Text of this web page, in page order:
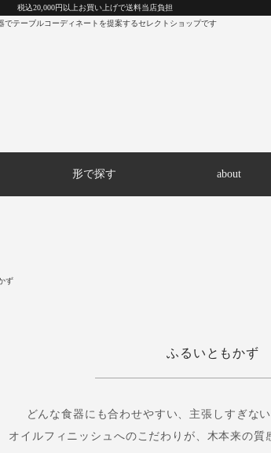
税込20,000円以上お買い上げで送料当店負担
でテーブルコーディネートを提案するセレクトショップです
形で探す about
ず
ふるいともかず
どんな食器にも合わせやすい、主張しすぎな
オイルフィニッシュへのこだわりが、木本来の質